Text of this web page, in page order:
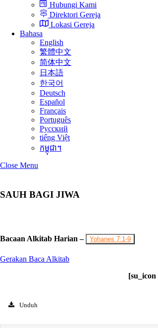
Hubungi Kami
Direktori Gereja
Lokasi Gereja
Bahasa
English
繁體中文
简体中文
日本語
한국어
Deutsch
Español
Français
Português
Русский
tiếng Việt
កម្ពុជា។
Close Menu
SAUH BAGI JIWA
Bacaan Alkitab Harian – Yohanes 7:1-9
Gerakan Baca Alkitab
Unduh